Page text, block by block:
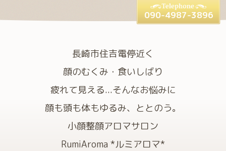
長崎市住吉電停近く
顔のむくみ・食いしばり
疲れて見える...そんなお悩みに
顔も頭も体もゆるみ、ととのう。
小顔整顔アロマサロン
RumiAroma *ルミアロマ*
090-4987-3896